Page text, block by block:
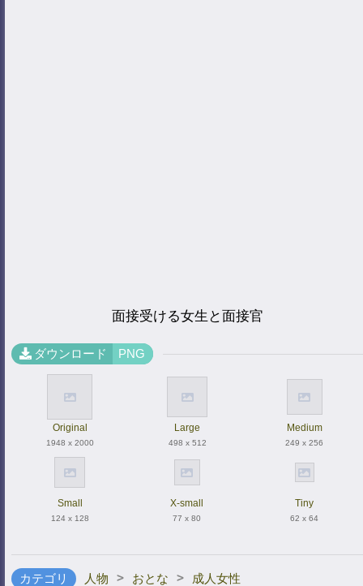
面接受ける女生と面接官
ダウンロード PNG
Original
1948 x 2000
Large
498 x 512
Medium
249 x 256
Small
124 x 128
X-small
77 x 80
Tiny
62 x 64
カテゴリ 人物 > おとな >
成人女性